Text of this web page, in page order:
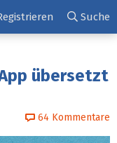
Suche
übersetzt
64 Kommentare